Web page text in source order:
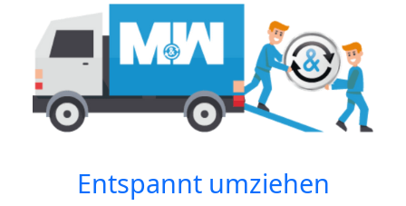
Entspannt umziehen